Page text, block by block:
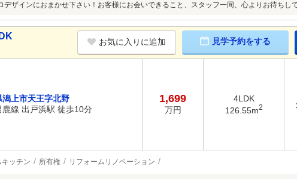
デザインにおまかせ下さい！お客様にお会いできること、スタッフ一同、心よりお待ちし
お気に入りに追加 見学予約をする
潟上市天王字北野
鹿線 出戸浜駅 徒歩10分
1,699
万円
4LDK
126.55m2
キッチン 所有権 リフォームリノベーション